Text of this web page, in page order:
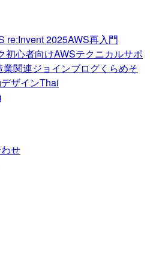
re:Invent 2025AWS再入門
初心者向けAWSテクニカルサポ
業関連ジョインブログくらめそ
デザインThai
せ